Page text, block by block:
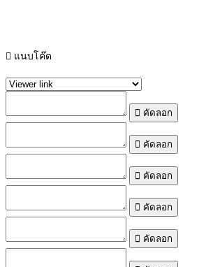
แนบโค๊ด
คัดลอก
คัดลอก
คัดลอก
คัดลอก
คัดลอก